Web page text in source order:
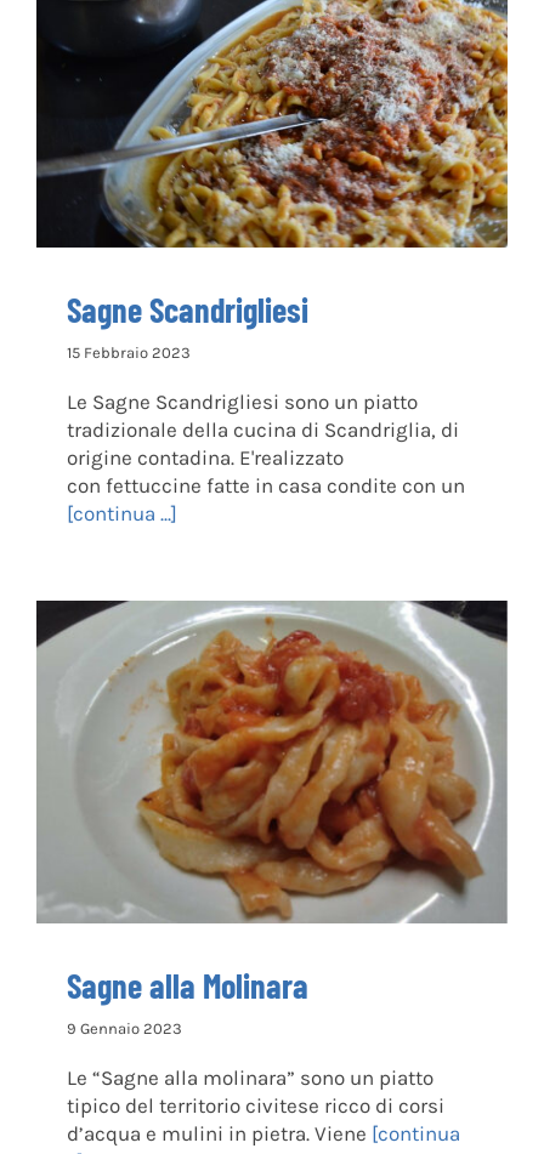
Sagne Scandrigliesi
Sagne Scandrigliesi
15 Febbraio 2023
Le Sagne Scandrigliesi sono un piatto
tradizionale della cucina di Scandriglia, di
origine contadina. E'realizzato
con fettuccine fatte in casa condite con un
[continua ...]
Sagne alla Molinara
Sagne alla Molinara
9 Gennaio 2023
Le “Sagne alla molinara” sono un piatto
tipico del territorio civitese ricco di corsi
d’acqua e mulini in pietra. Viene [continua